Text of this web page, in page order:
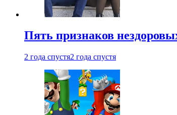
Пять признаков
2 года спустя2 года спустя